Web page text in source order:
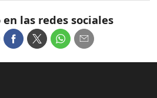
las redes sociales